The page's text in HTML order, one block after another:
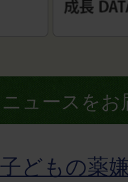
ュースをお
どもの薬